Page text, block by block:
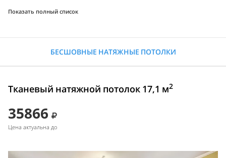
Показать полный список
БЕСШОВНЫЕ НАТЯЖНЫЕ ПОТОЛКИ
Тканевый натяжной потолок 17,1 м2
35866
Цена актуальна до